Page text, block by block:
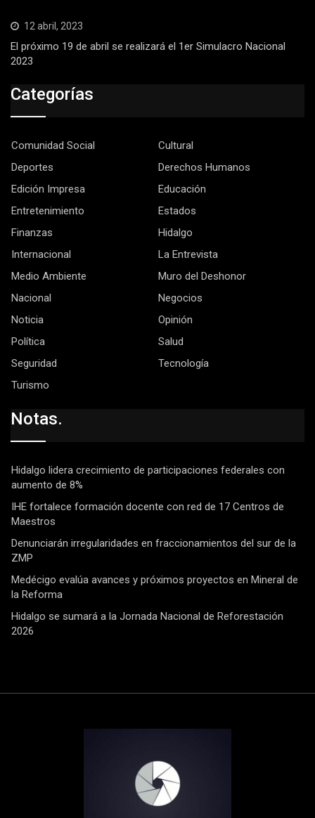
12 abril, 2023
El próximo 19 de abril se realizará el 1er Simulacro Nacional
2023
Categorías
Comunidad Social
Cultural
Deportes
Derechos Humanos
Edición Impresa
Educación
Entretenimiento
Estados
Finanzas
Hidalgo
Internacional
La Entrevista
Medio Ambiente
Muro del Deshonor
Nacional
Negocios
Noticia
Opinión
Política
Salud
Seguridad
Tecnología
Turismo
Notas.
Hidalgo lidera crecimiento de participaciones federales con
aumento de 8%
IHE fortalece formación docente con red de 17 Centros de
Maestros
Denunciarán irregularidades en fraccionamientos del sur de la
ZMP
Medécigo evalúa avances y próximos proyectos en Mineral de
la Reforma
Hidalgo se sumará a la Jornada Nacional de Reforestación
2026